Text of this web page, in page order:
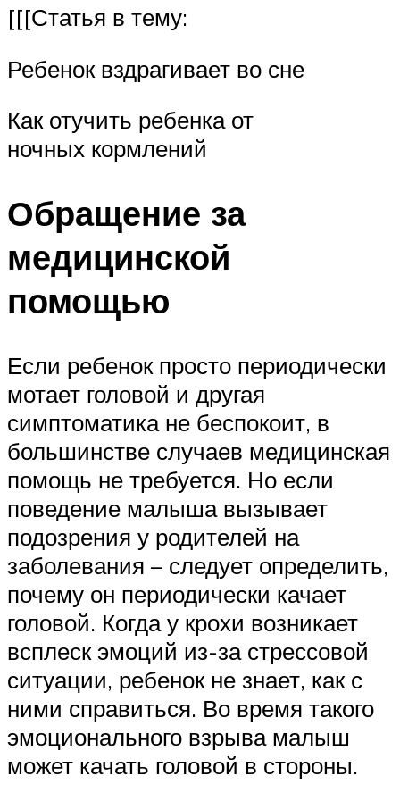
[[[Статья в тему:
Ребенок вздрагивает во сне
Как отучить ребенка от
ночных кормлений
Обращение за
медицинской
помощью
Если ребенок просто периодически
мотает головой и другая
симптоматика не беспокоит, в
большинстве случаев медицинская
помощь не требуется. Но если
поведение малыша вызывает
подозрения у родителей на
заболевания – следует определить,
почему он периодически качает
головой. Когда у крохи возникает
всплеск эмоций из-за стрессовой
ситуации, ребенок не знает, как с
ними справиться. Во время такого
эмоционального взрыва малыш
может качать головой в стороны.